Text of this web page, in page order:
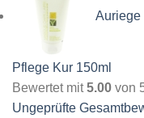
Auriege
Pflege Kur 150ml
Bewertet mit5.00 von
Ungeprüfte